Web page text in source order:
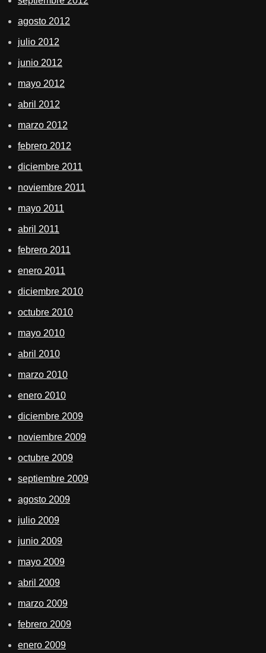
agosto 2012
julio 2012
junio 2012
mayo 2012
abril 2012
marzo 2012
febrero 2012
diciembre 2011
noviembre 2011
mayo 2011
abril 2011
febrero 2011
enero 2011
diciembre 2010
octubre 2010
mayo 2010
abril 2010
marzo 2010
enero 2010
diciembre 2009
noviembre 2009
octubre 2009
septiembre 2009
agosto 2009
julio 2009
junio 2009
mayo 2009
abril 2009
marzo 2009
febrero 2009
enero 2009